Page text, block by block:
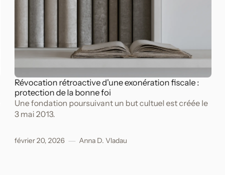
Révocation rétroactive d'une exonération fiscale :
protection de la bonne foi
Une fondation poursuivant un but cultuel est créée le
3 mai 2013.
février 20, 2026 Anna D. Vladau